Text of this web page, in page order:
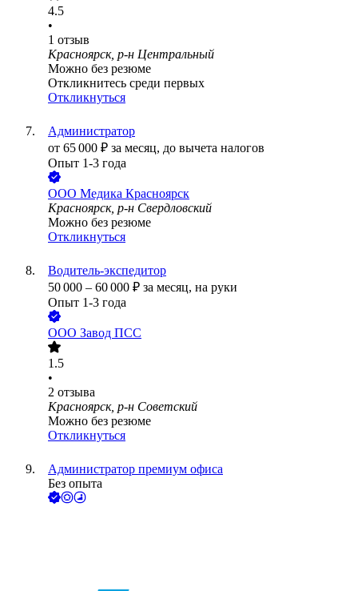
4.5
•
1 отзыв
Красноярск, р-н Центральный
Можно без резюме
Откликнитесь среди первых
Откликнуться
Администратор
от 65 000 ₽ за месяц, до вычета налогов
Опыт 1-3 года
ООО Медика Красноярск
Красноярск, р-н Свердловский
Можно без резюме
Откликнуться
Водитель-экспедитор
50 000 – 60 000 ₽ за месяц, на руки
Опыт 1-3 года
ООО Завод ПСС
1.5
•
2 отзыва
Красноярск, р-н Советский
Можно без резюме
Откликнуться
Администратор премиум офиса
Без опыта